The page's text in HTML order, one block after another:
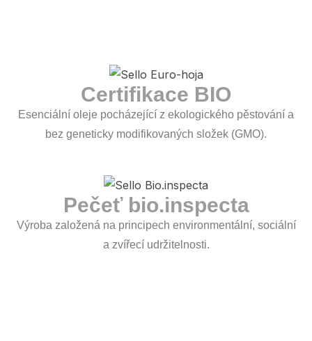
Esenciální oleje pocházející z ekologického pěstování a
bez geneticky modifikovaných složek (GMO).
Certifikace BIO
Výroba založená na principech environmentální, sociální
a zvířecí udržitelnosti.
Pečeť bio.inspecta